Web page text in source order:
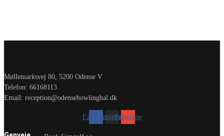
Møllemarksvej 80, 5200 Odense V
Telefon: 66168113
Email: reception@odensebowlinghal.dk
FacebookInstagramEnvelope